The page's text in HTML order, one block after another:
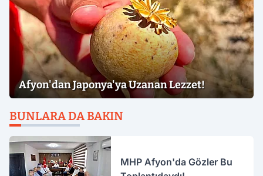
Afyon'dan Japonya'ya Uzanan Lezzet!
BUNLARA DA BAKIN
MHP Afyon'da Gözler Bu